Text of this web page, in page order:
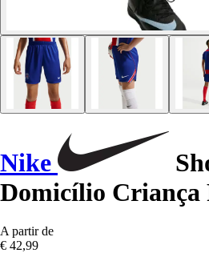
Nike
Domicílio Criança
A partir de
€ 42,99